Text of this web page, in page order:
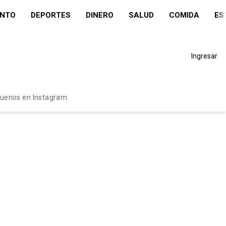
DEPORTES DINERO SALUD COMIDA
Ingresar
en Instagram